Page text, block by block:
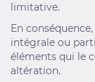
limitative.
En
intégrale ou
éléments qui le
altération.